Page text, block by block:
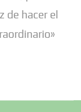
de hacer el